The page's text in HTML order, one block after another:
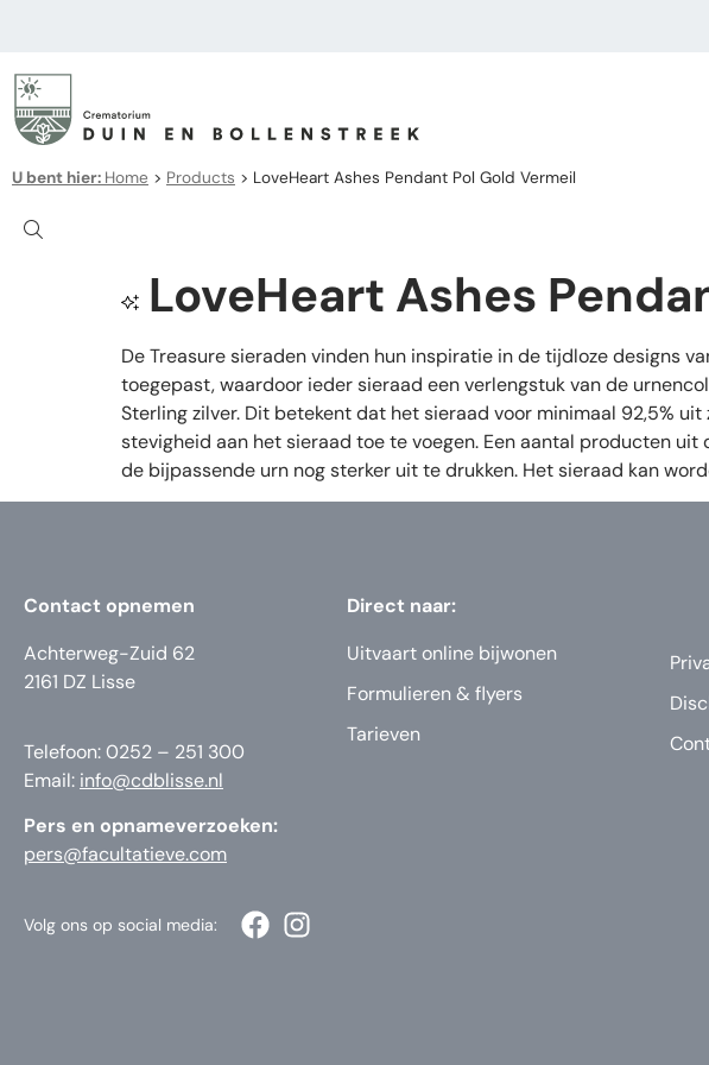
U bent hier: Home > Products > LoveHeart Ashes Pendant Pol Gold Vermeil
LoveHeart Ashes
De Treasure sieraden vinden hun inspiratie in de tijdloze designs
toegepast, waardoor ieder sieraad een verlengstuk van de
Sterling zilver. Dit betekent dat het sieraad voor minimaal 92,5%
stevigheid aan het sieraad toe te voegen. Een aantal producten
de bijpassende urn nog sterker uit te drukken. Het sieraad kan
Contact opnemen
Achterweg-Zuid 62
2161 DZ Lisse
Telefoon: 0252 – 251 300
Email: info@cdblisse.nl
Pers en opnameverzoeken:
pers@facultatieve.com
Direct naar:
Uitvaart online bijwonen
Formulieren & flyers
Tarieven
Volg ons op social media: